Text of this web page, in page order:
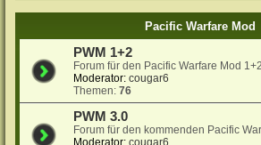
Pacific Warfare Mod
PWM 1+2
Forum für den Pacific Warfare Mod
Moderator: cougar6
Themen:76
PWM 3.0
Forum für den kommenden Pacific
Moderator: cougar6